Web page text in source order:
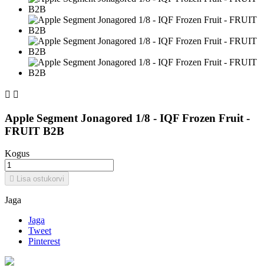
 
Apple Segment Jonagored 1/8 - IQF Frozen Fruit -
FRUIT B2B
Kogus
 Lisa ostukorvi
Jaga
Jaga
Tweet
Pinterest